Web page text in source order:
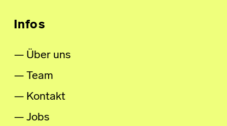
Infos
Über uns
Team
Kontakt
Jobs